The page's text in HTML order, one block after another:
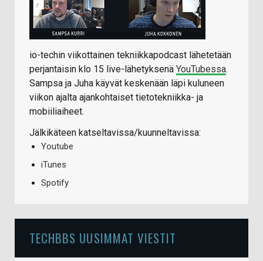
io-techin viikottainen tekniikkapodcast lähetetään
perjantaisin klo 15 live-lähetyksenä YouTubessa.
Sampsa ja Juha käyvät keskenään läpi kuluneen
viikon ajalta ajankohtaiset tietotekniikka- ja
mobiiliaiheet.
Jälkikäteen katseltavissa/kuunneltavissa:
Youtube
iTunes
Spotify
TECHBBS UUSIMMAT VIESTIT